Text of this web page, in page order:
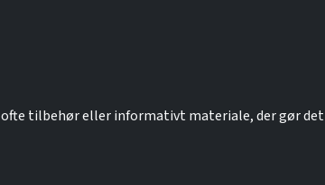
ofte tilbehør eller informativt materiale, der gør det